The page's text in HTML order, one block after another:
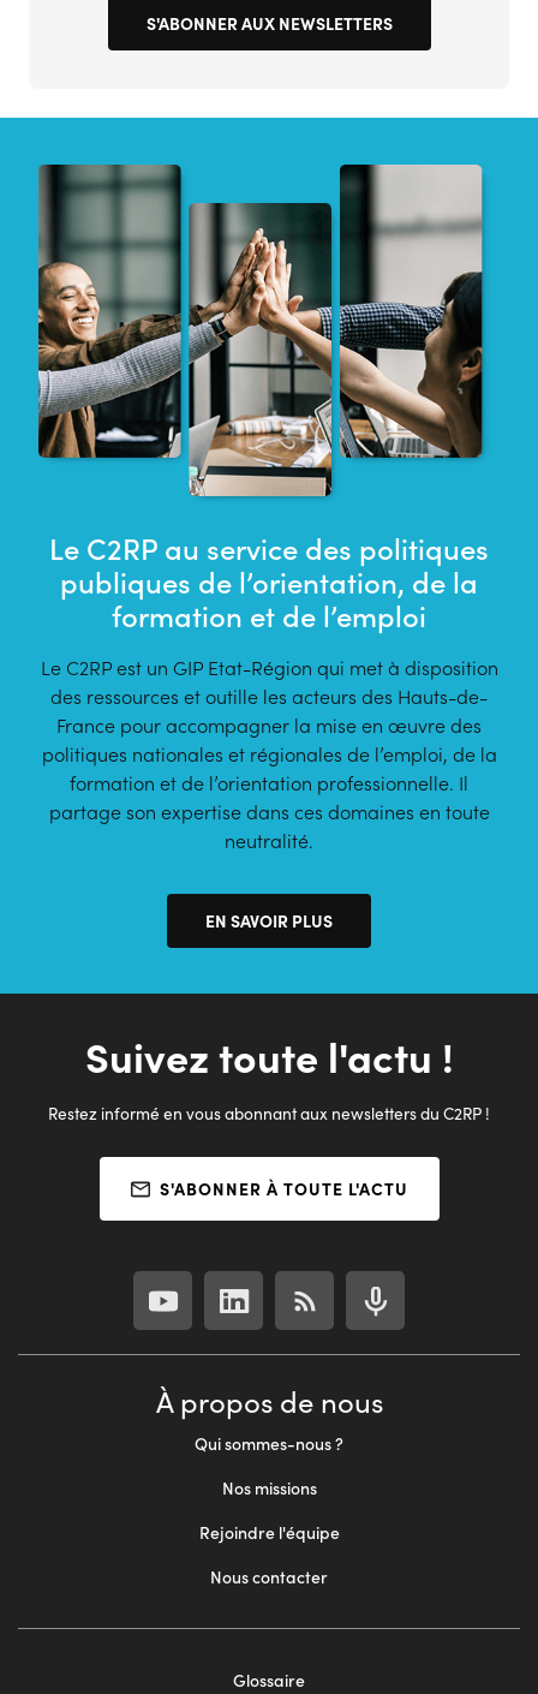
S'ABONNER AUX NEWSLETTERS
Le C2RP au service des politiques
publiques de l’orientation, de la
formation et de l’emploi
Le C2RP est un GIP Etat-Région qui met à disposition
des ressources et outille les acteurs des Hauts-de-
France pour accompagner la mise en œuvre des
politiques nationales et régionales de l’emploi, de la
formation et de l’orientation professionnelle. Il
partage son expertise dans ces domaines en toute
neutralité.
EN SAVOIR PLUS
Suivez toute l'actu !
Restez informé en vous abonnant aux newsletters du C2RP !
S'ABONNER À TOUTE L'ACTU
À propos de nous
Qui sommes-nous ?
Nos missions
Rejoindre l'équipe
Nous contacter
Glossaire